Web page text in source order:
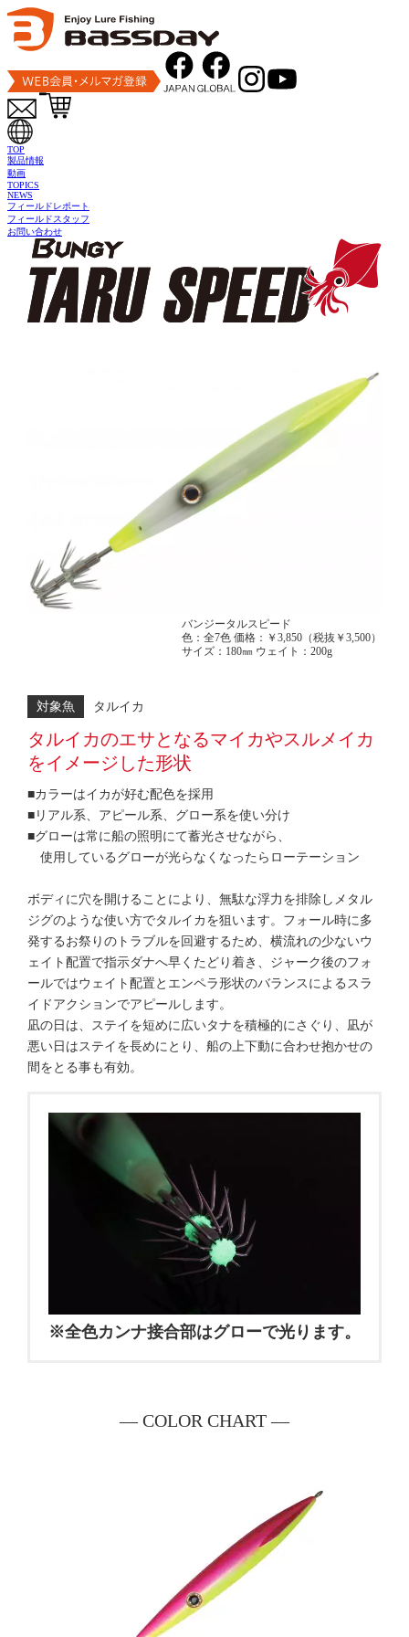
TOP
製品情報
動画
TOPICS
NEWS
フィールドレポート
フィールドスタッフ
お問い合わせ
トップ
バンジータルスピード
色：全7色 価格：￥3,850（税抜￥3,500）
サイズ：180㎜ ウェイト：200g
対象魚 タルイカ
タルイカのエサとなるマイカやスルメイカ
をイメージした形状
■カラーはイカが好む配色を採用
■リアル系、アピール系、グロー系を使い分け
■グローは常に船の照明にて蓄光させながら、
使用しているグローが光らなくなったらローテーション
ボディに穴を開けることにより、無駄な浮力を排除しメタル
ジグのような使い方でタルイカを狙います。フォール時に多
発するお祭りのトラブルを回避するため、横流れの少ないウ
ェイト配置で指示ダナへ早くたどり着き、ジャーク後のフォ
ールではウェイト配置とエンペラ形状のバランスによるスラ
イドアクションでアピールします。
凪の日は、ステイを短めに広いタナを積極的にさぐり、凪が
悪い日はステイを長めにとり、船の上下動に合わせ抱かせの
間をとる事も有効。
※全色カンナ接合部はグローで光ります。
― COLOR CHART ―